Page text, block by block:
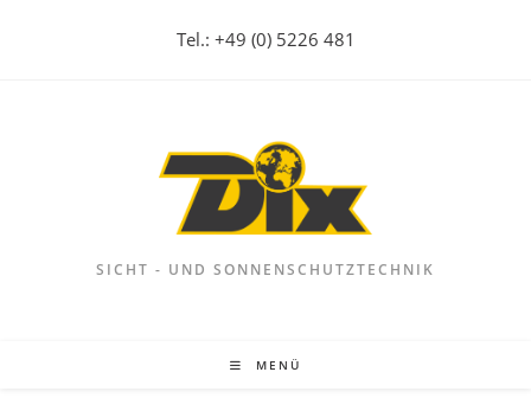
Tel.: +49 (0) 5226 481
SICHT - UND SONNENSCHUTZTECHNIK
MENÜ